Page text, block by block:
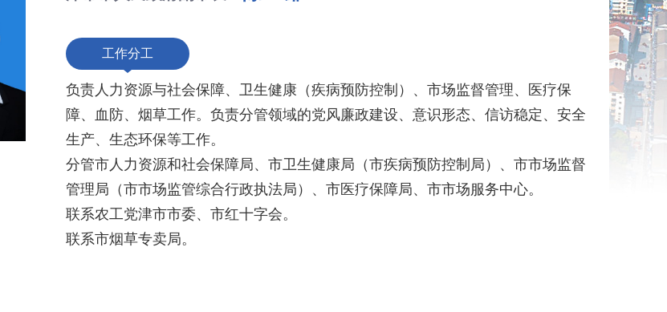
工作分工
负责人力资源与社会保障、卫生健康（疾病预防控制）、市场监督管理、医疗保
障、血防、烟草工作。负责分管领域的党风廉政建设、意识形态、信访稳定、安全
生产、生态环保等工作。
分管市人力资源和社会保障局、市卫生健康局（市疾病预防控制局）、市市场监督
管理局（市市场监管综合行政执法局）、市医疗保障局、市市场服务中心。
联系农工党津市市委、市红十字会。
联系市烟草专卖局。